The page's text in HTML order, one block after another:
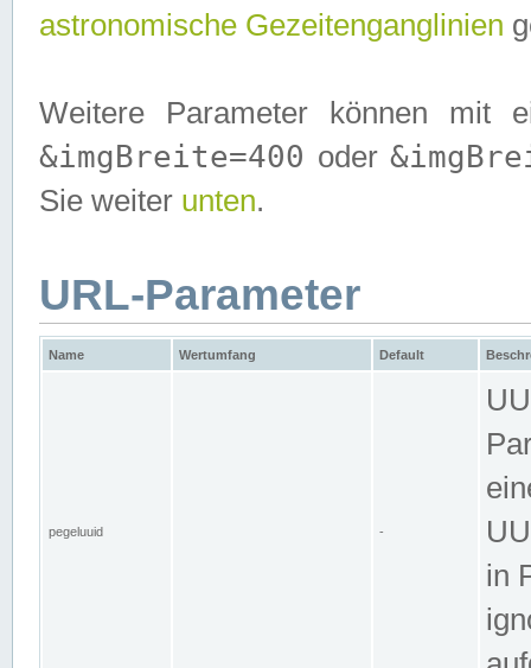
astronomische Gezeitenganglinien
Weitere Parameter können mit
&imgBreite=400 oder
Sie weiter unten.
URL-Parameter
Name Wertumfang Default
pegeluuid -
in